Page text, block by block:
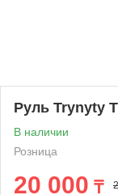
Руль Trynyty
В наличии
Розница
20 000 ₸